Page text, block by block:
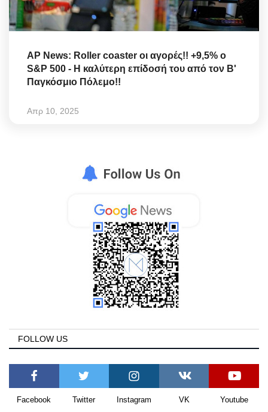
AP News: Roller coaster οι αγορές!! +9,5% ο
S&P 500 - Η καλύτερη επίδοσή του από τον Β'
Παγκόσμιο Πόλεμο!!
Απρ 10, 2025
FOLLOW US
Facebook Twitter Instagram VK Youtube